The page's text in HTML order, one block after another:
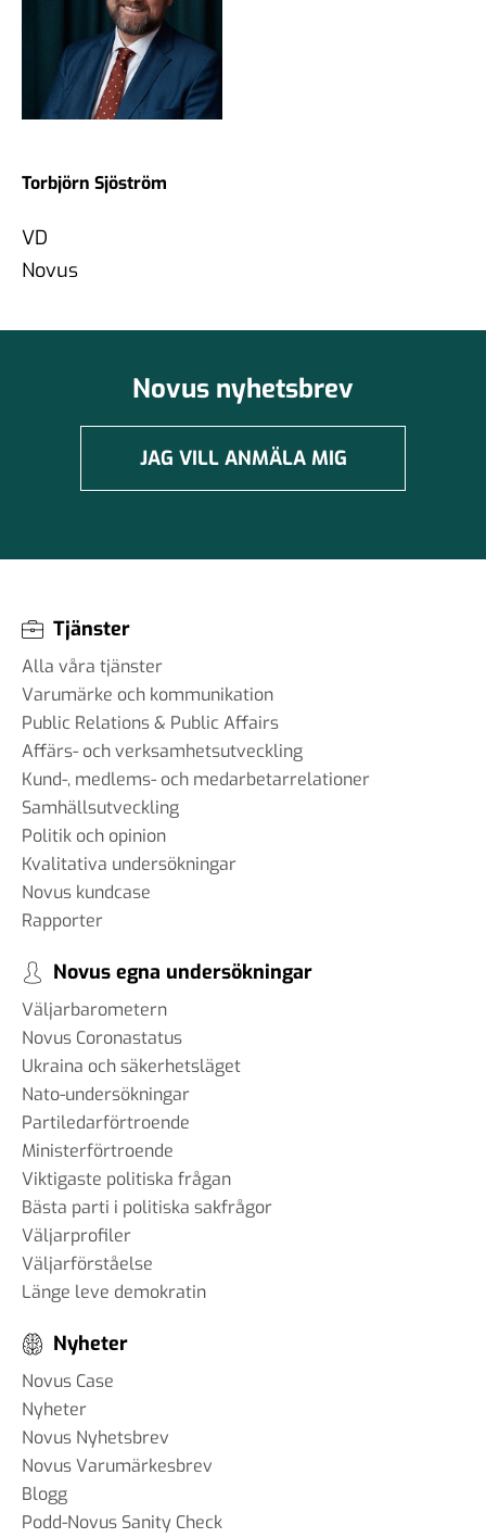
Torbjörn Sjöström
VD
Novus
Novus nyhetsbrev
JAG VILL ANMÄLA MIG
Tjänster
Alla våra tjänster
Varumärke och kommunikation
Public Relations & Public Affairs
Affärs- och verksamhetsutveckling
Kund-, medlems- och medarbetarrelationer
Samhällsutveckling
Politik och opinion
Kvalitativa undersökningar
Novus kundcase
Rapporter
Novus egna undersökningar
Väljarbarometern
Novus Coronastatus
Ukraina och säkerhetsläget
Nato-undersökningar
Partiledarförtroende
Ministerförtroende
Viktigaste politiska frågan
Bästa parti i politiska sakfrågor
Väljarprofiler
Väljarförståelse
Länge leve demokratin
Nyheter
Novus Case
Nyheter
Novus Nyhetsbrev
Novus Varumärkesbrev
Blogg
Podd-Novus Sanity Check